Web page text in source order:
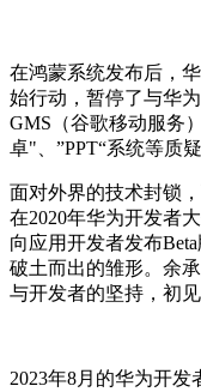
在鸿蒙系统发布后，
始行动，暂停了与华
GMS（谷歌移动服务
卓"、”PPT“系统等质
面对外界的技术封锁
在2020年华为开发者
向应用开发者发布
破土而出的雏形。余
与开发者的坚持，初见
2023年8月的华为开